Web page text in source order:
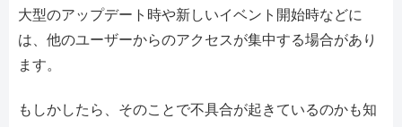
大型のアップデート時や新しいイベント開始時などに
は、他のユーザーからのアクセスが集中する場合があり
ます。
もしかしたら、そのことで不具合が起きているのかも知